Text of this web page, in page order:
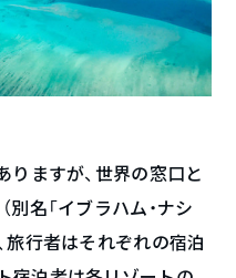
りますが、世界の窓口と
別名「イブラハム・ナシ
旅行者はそれぞれの宿泊